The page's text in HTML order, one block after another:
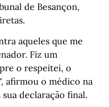
de Besançon,
aqueles que me
Fiz um
o respeitei, o
afirmou o médico na
declaração final.